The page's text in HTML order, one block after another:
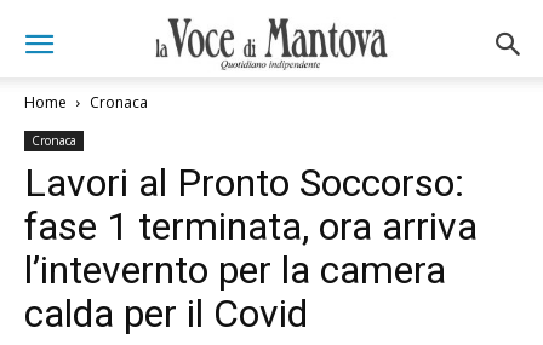
Home Cronaca
Cronaca
Lavori al Pronto Soccorso:
fase 1 terminata, ora arriva
l’intevernto per la camera
calda per il Covid